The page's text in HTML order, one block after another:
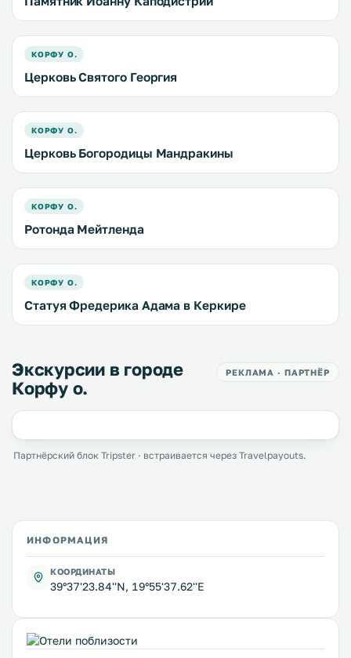
КОРФУ О.
Церковь Святого Георгия
КОРФУ О.
Церковь Богородицы Мандракины
КОРФУ О.
Ротонда Мейтленда
КОРФУ О.
Статуя Фредерика Адама в Керкире
Экскурсии в городе
Корфу о.
РЕКЛАМА · ПАРТНЁР
Партнёрский блок Tripster · встраивается через Travelpayouts.
ИНФОРМАЦИЯ
КООРДИНАТЫ
39°37'23.84''N, 19°55'37.62''E